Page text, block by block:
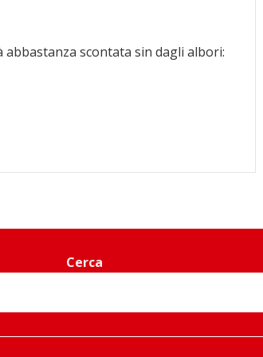
scontata sin dagli albori:
Cerca